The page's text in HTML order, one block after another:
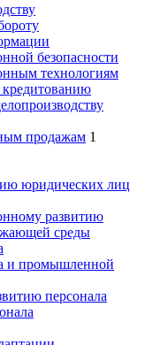
безопасности
технологиям
продажам 1
юридических лиц
развитию
среды
и промышленной
персонала